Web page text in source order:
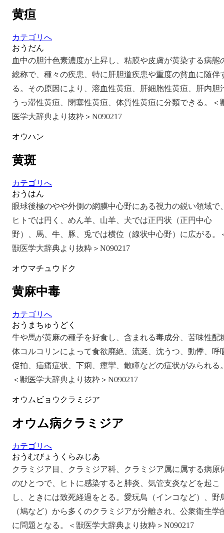
黄疸
カテゴリへ
おうだん
血中の胆汁色素濃度が上昇し、粘膜や皮膚が黄染する病態
総称で、種々の疾患、特に肝胆道疾患や重度の貧血に随伴
る。その原因により、溶血性黄疸、肝細胞性黄疸、肝内胆
うっ滞性黄疸、閉塞性黄疸、体質性黄疸に分類できる。＜
医学大辞典より抜粋＞N090217
オウハン
黄斑
カテゴリへ
おうはん
眼球後極のやや外側の網膜中心野にある視力の鋭い領域で
ヒトでは円く、めん羊、山羊、犬では正円状（正円中心
野）、馬、牛、豚、兎では横位（線状中心野）に広がる。
獣医学大辞典より抜粋＞N090217
オウマチュウドク
黄麻中毒
カテゴリへ
おうまちゅうどく
牛や馬が黄麻の種子を好食し、含まれる毒成分、苦味性配
体コルコリンによって食欲廃絶、流涎、沈うつ、動悸、呼
促拍、疝痛症状、下痢、痙攣、散瞳などの症状がみられる
＜獣医学大辞典より抜粋＞N090217
オウムビョウクラミジア
オウム病クラミジア
カテゴリへ
おうむびょうくらみじあ
クラミジア目、クラミジア科、クラミジア属に属する病原
のひとつで、ヒトに感染すると肺炎、気管支炎などを起こ
し、ときには致死経過をとる。愛玩鳥（インコなど）、野
（鳩など）から多くのクラミジアが分離され、公衆衛生学
に問題となる。＜獣医学大辞典より抜粋＞N090217